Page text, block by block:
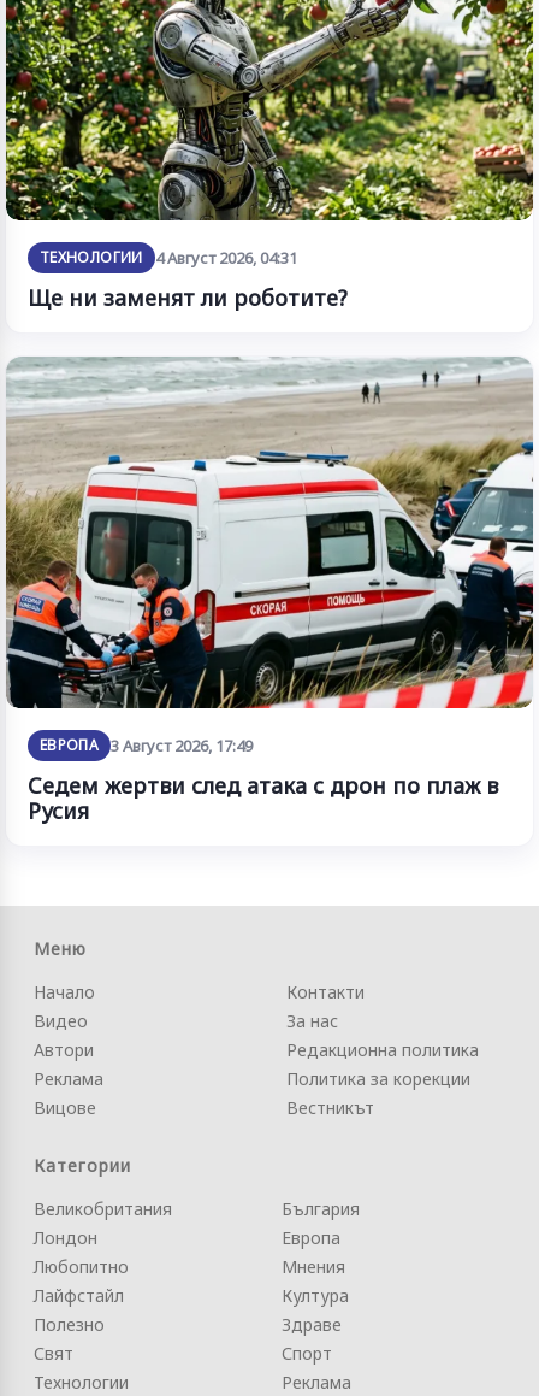
ТЕХНОЛОГИИ 4 Август 2026, 04:31
Ще ни заменят ли роботите?
ЕВРОПА 3 Август 2026, 17:49
Седем жертви след атака с дрон по плаж в
Русия
Меню
Начало
Видео
Автори
Реклама
Вицове
Контакти
За нас
Редакционна политика
Политика за корекции
Вестникът
Категории
Великобритания
Лондон
Любопитно
Лайфстайл
Полезно
Свят
Технологии
България
Европа
Мнения
Култура
Здраве
Спорт
Реклама